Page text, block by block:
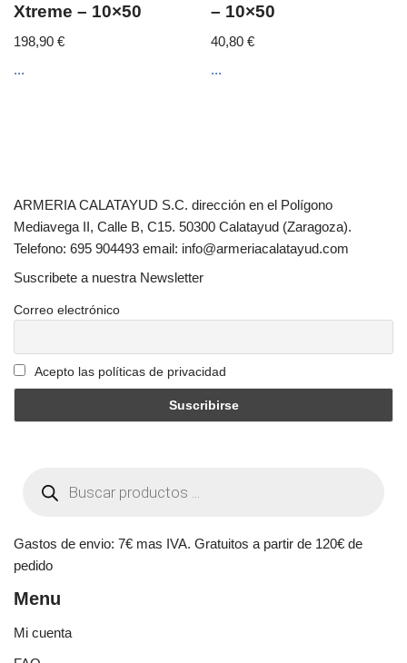
Xtreme – 10×50
198,90 €
...
– 10×50
40,80€
...
ARMERIA CALATAYUD S.C. dirección en el Polígono
Mediavega II, Calle B, C15. 50300 Calatayud (Zaragoza).
Telefono: 695 904493 email: info@armeriacalatayud.com
Suscribete a nuestra Newsletter
Correo electrónico
Acepto las políticas de privacidad
Gastos de envio: 7€ mas IVA. Gratuitos a partir de 120€ de
pedido
Menu
Mi cuenta